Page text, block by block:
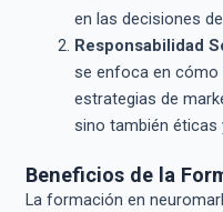
en las decisiones
Responsabilidad
se enfoca en cómo
estrategias de
sino también éticas
Beneficios de la
La formación en